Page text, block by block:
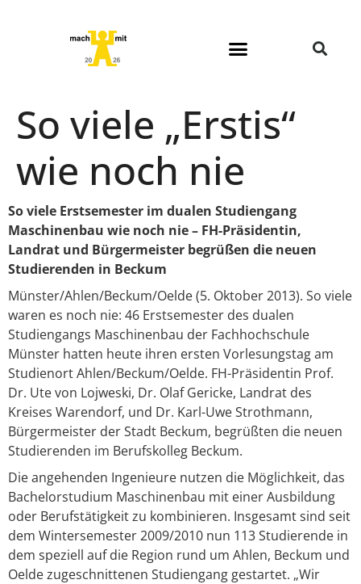
So viele „Erstis“
wie noch nie
So viele Erstsemester im dualen Studiengang
Maschinenbau wie noch nie – FH-Präsidentin,
Landrat und Bürgermeister begrüßen die neuen
Studierenden in Beckum
Münster/Ahlen/Beckum/Oelde (5. Oktober 2013). So viele
waren es noch nie: 46 Erstsemester des dualen
Studiengangs Maschinenbau der Fachhochschule
Münster hatten heute ihren ersten Vorlesungstag am
Studienort Ahlen/Beckum/Oelde. FH-Präsidentin Prof.
Dr. Ute von Lojweski, Dr. Olaf Gericke, Landrat des
Kreises Warendorf, und Dr. Karl-Uwe Strothmann,
Bürgermeister der Stadt Beckum, begrüßten die neuen
Studierenden im Berufskolleg Beckum.
Die angehenden Ingenieure nutzen die Möglichkeit, das
Bachelorstudium Maschinenbau mit einer Ausbildung
oder Berufstätigkeit zu kombinieren. Insgesamt sind seit
dem Wintersemester 2009/2010 nun 113 Studierende in
dem speziell auf die Region rund um Ahlen, Beckum und
Oelde zugeschnittenen Studiengang gestartet. „Wir